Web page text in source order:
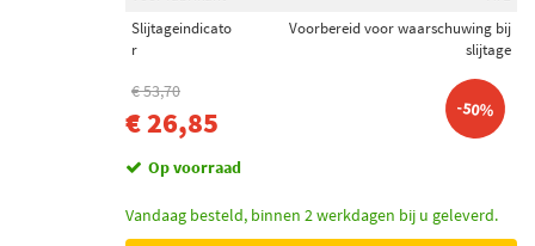
Slijtageindicato
r
Voorbereid voor waarschuwing bij
slijtage
€ 53,70
€ 26,85 -50%
Op voorraad
Vandaag besteld, binnen 2 werkdagen bij u geleverd.